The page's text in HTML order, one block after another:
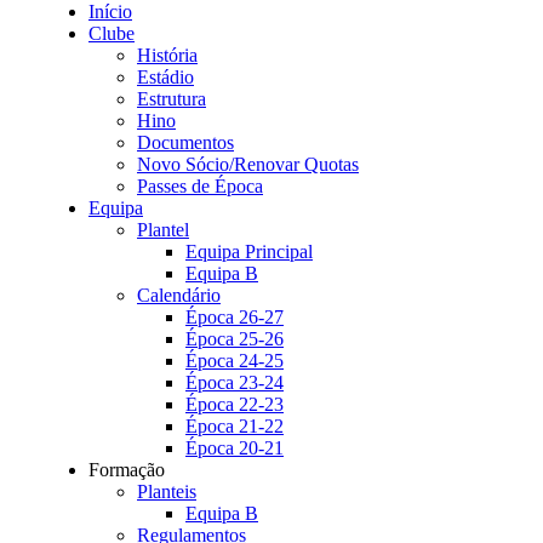
Início
Clube
História
Estádio
Estrutura
Hino
Documentos
Novo Sócio/Renovar Quotas
Passes de Época
Equipa
Plantel
Equipa Principal
Equipa B
Calendário
Época 26-27
Época 25-26
Época 24-25
Época 23-24
Época 22-23
Época 21-22
Época 20-21
Formação
Planteis
Equipa B
Regulamentos